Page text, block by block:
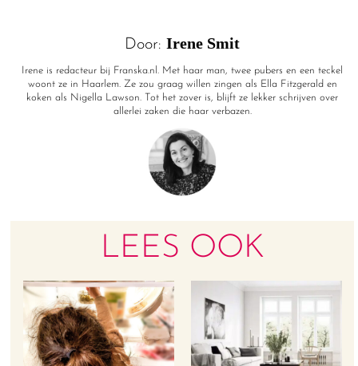
Door:Irene Smit
Irene is redacteur bij Franska.nl. Met haar man, twee pubers en een teckel
woont ze in Haarlem. Ze zou graag willen zingen als Ella Fitzgerald en
koken als Nigella Lawson. Tot het zover is, blijft ze lekker schrijven over
allerlei zaken die haar verbazen.
LEES OOK